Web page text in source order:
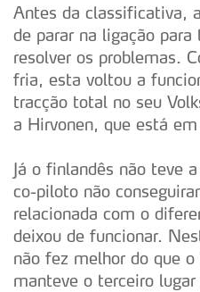
Antes da classificativa,
de parar na ligação para
resolver os problemas.
fria, esta voltou a
tracção total no seu
a Hirvonen, que está
Já o finlandês não teve
co-piloto não
relacionada com o
deixou de funcionar.
não fez melhor do que
manteve o terceiro lugar